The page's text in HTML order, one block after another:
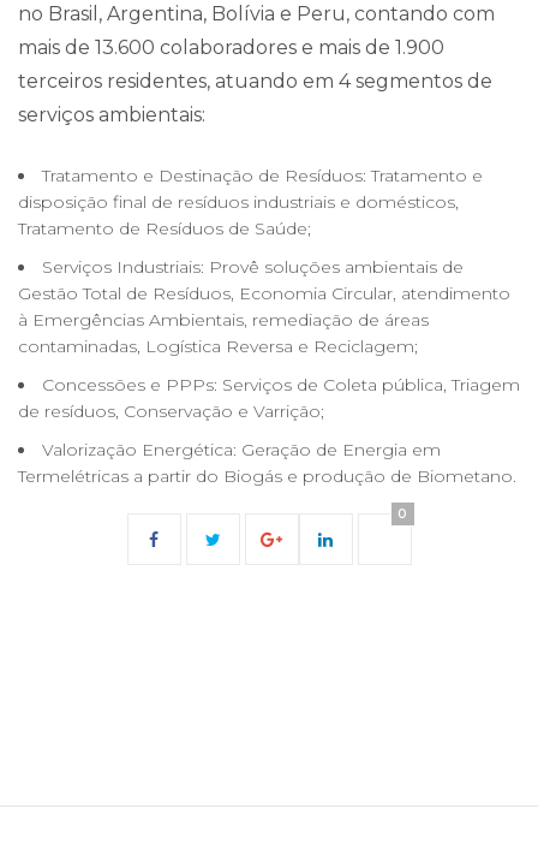
no Brasil, Argentina, Bolívia e Peru, contando com
mais de 13.600 colaboradores e mais de 1.900
terceiros residentes, atuando em 4 segmentos de
serviços ambientais:
Tratamento e Destinação de Resíduos: Tratamento e
disposição final de resíduos industriais e domésticos,
Tratamento de Resíduos de Saúde;
Serviços Industriais: Provê soluções ambientais de
Gestão Total de Resíduos, Economia Circular, atendimento
à Emergências Ambientais, remediação de áreas
contaminadas, Logística Reversa e Reciclagem;
Concessões e PPPs: Serviços de Coleta pública, Triagem
de resíduos, Conservação e Varrição;
Valorização Energética: Geração de Energia em
Termelétricas a partir do Biogás e produção de Biometano.
0